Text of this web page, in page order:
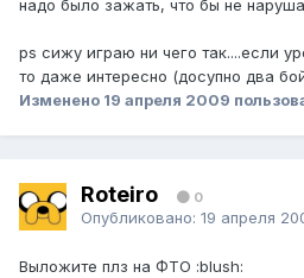
надо было зажать, что бы не
ps сижу играю ни чего так....если
то даже интересно (досупно два
Изменено 19 апреля 2009
Roteiro 0
Опубликовано: 19 апреля
Выложите плз на ФТО :blush: